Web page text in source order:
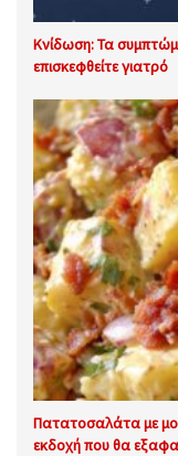
Κνίδωση: Τα
επισκεφθείτε γιατρό
Πατατοσαλάτα με
εκδοχή που θα